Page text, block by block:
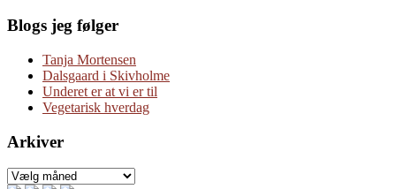
Blogs jeg følger
Tanja Mortensen
Dalsgaard i Skivholme
Underet er at vi er til
Vegetarisk hverdag
Arkiver
Arkiver